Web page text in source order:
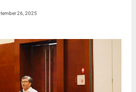
26, 2025